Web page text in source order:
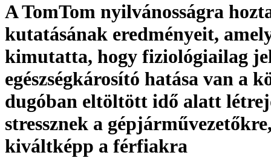
A TomTom nyilvánosságra
kutatásának eredményeit,
kimutatta, hogy fiziológiailag
egészségkárosító hatása van a
dugóban eltöltött idő alatt
stressznek a
kiváltképp a férfiakra